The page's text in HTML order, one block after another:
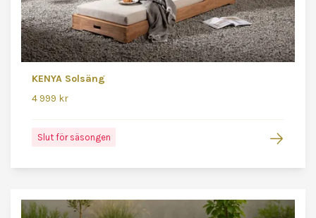
KENYA Solsäng
4 999 kr
Slut för säsongen